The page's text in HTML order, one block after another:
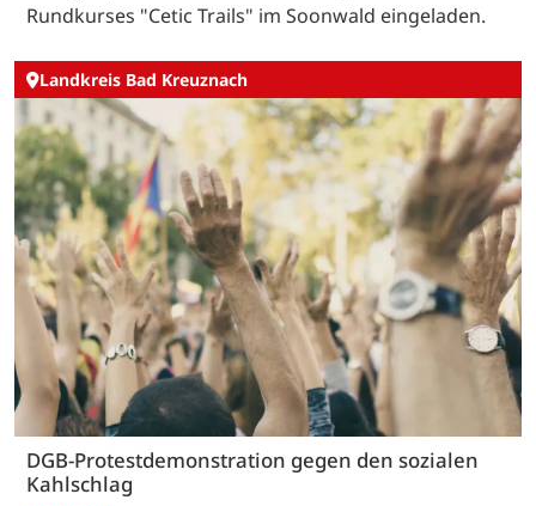
Rundkurses "Cetic Trails" im Soonwald eingeladen.
Landkreis Bad Kreuznach
DGB-Protestdemonstration gegen den sozialen
Kahlschlag